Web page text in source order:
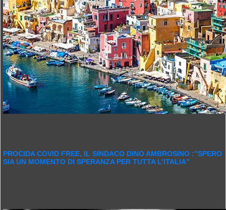
PROCIDA COVID FREE, IL SINDACO DINO AMBROSINO :”SPERO
SIA UN MOMENTO DI SPERANZA PER TUTTA L’ITALIA”